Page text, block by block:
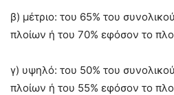
β) μέτριο: του 65% του
πλοίων ή του 70% εφόσον το
γ) υψηλό: του 50% του
πλοίων ή του 55% εφόσον το